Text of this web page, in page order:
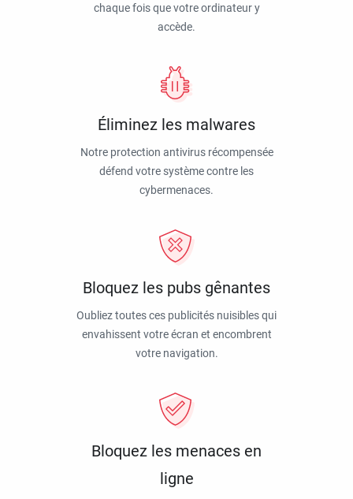
chaque fois que votre ordinateur y
accède.
Éliminez les malwares
Notre protection antivirus récompensée
défend votre système contre les
cybermenaces.
Bloquez les pubs gênantes
Oubliez toutes ces publicités nuisibles qui
envahissent votre écran et encombrent
votre navigation.
Bloquez les menaces en
ligne